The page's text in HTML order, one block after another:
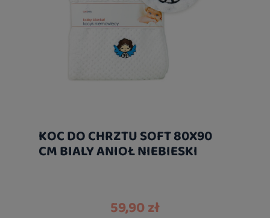
KOC DO CHRZTU SOFT 80X90
CM BIALY ANIOŁ NIEBIESKI
59,90 zł